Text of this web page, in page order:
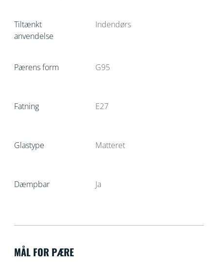
Tiltænkt
anvendelse
Indendørs
Pærens form G95
Fatning E27
Glastype Matteret
Dæmpbar Ja
MÅL FOR PÆRE